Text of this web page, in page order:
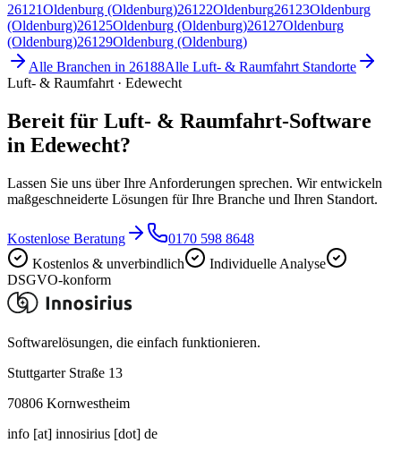
26121Oldenburg (Oldenburg)26122Oldenburg26123Oldenburg
(Oldenburg)26125Oldenburg (Oldenburg)26127Oldenburg
(Oldenburg)26129Oldenburg (Oldenburg)
Alle Branchen in 26188Alle Luft- & Raumfahrt Standorte
Luft- & Raumfahrt · Edewecht
Bereit für Luft- & Raumfahrt-Software
in Edewecht?
Lassen Sie uns über Ihre Anforderungen sprechen. Wir entwickeln
maßgeschneiderte Lösungen für Ihre Branche und Ihren Standort.
Kostenlose Beratung
0170 598 8648
Kostenlos & unverbindlich
Individuelle Analyse
DSGVO-konform
Softwarelösungen, die einfach funktionieren.
Stuttgarter Straße 13
70806 Kornwestheim
info [at] innosirius [dot] de